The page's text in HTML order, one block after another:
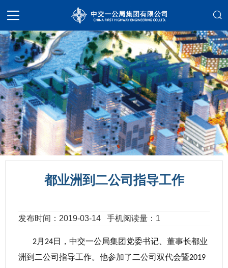
都业洲到二公司指导工作
发布时间：2019-03-14 手机阅读量：1
2月 24日，中交一公局集团党委书记、董事长都业
洲到二公司指导工作。他参加了二公司双代会暨2019